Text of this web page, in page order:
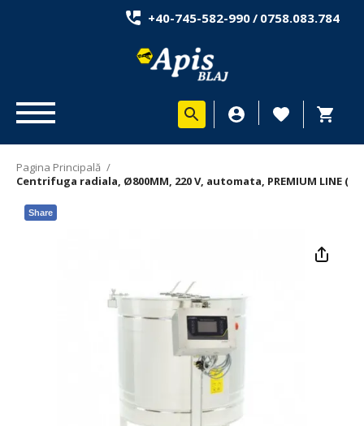
+40-745-582-990/ 0758.083.784
Pagina Principală /
Centrifuga radiala, Ø800MM, 220 V, automata, PREMIUM LINE
Share